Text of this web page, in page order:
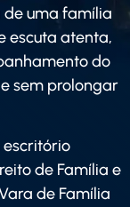
uma família
escuta atenta,
do
sem prolongar
escritório
de Família e
de Família